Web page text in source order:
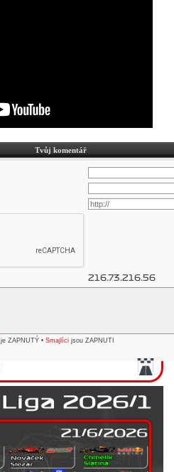
Tvůj komentář
216.73.216.56
je ZAPNUTÝ • Smajlíci jsou ZAPNUTI